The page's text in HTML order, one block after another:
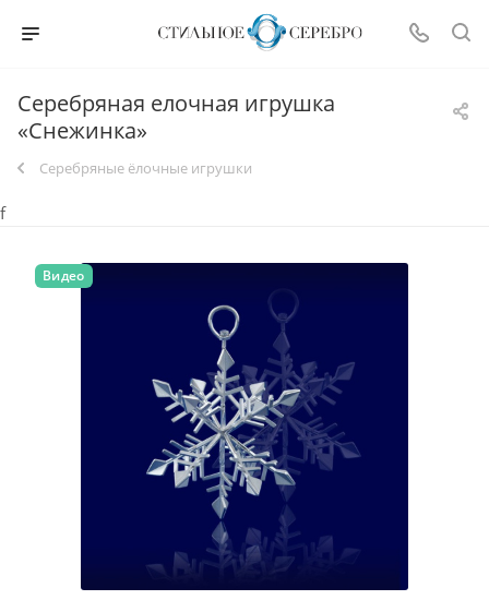
Серебряная елочная игрушка
«Снежинка»
Серебряные ёлочные игрушки
f
Видео